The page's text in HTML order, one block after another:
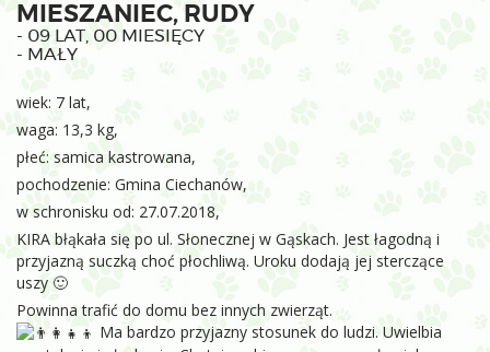
MIESZANIEC, RUDY
- 09 LAT, 00 MIESIĘCY
- MAŁY
wiek: 7 lat,
waga: 13,3 kg,
płeć: samica kastrowana,
pochodzenie: Gmina Ciechanów,
w schronisku od: 27.07.2018,
KIRA błąkała się po ul. Słonecznej w Gąskach. Jest łagodną i
przyjazną suczką choć płochliwą. Uroku dodają jej sterczące
uszy 🙂
Powinna trafić do domu bez innych zwierząt.
Ma bardzo przyjazny stosunek do ludzi. Uwielbia